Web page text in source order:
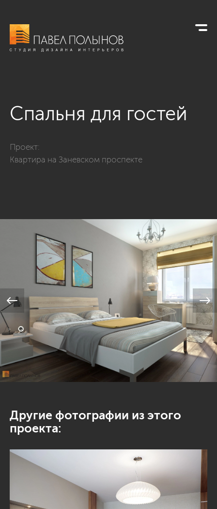
Спальня для гостей
Проект:
Квартира на Заневском проспекте
Другие фотографии из этого
проекта: